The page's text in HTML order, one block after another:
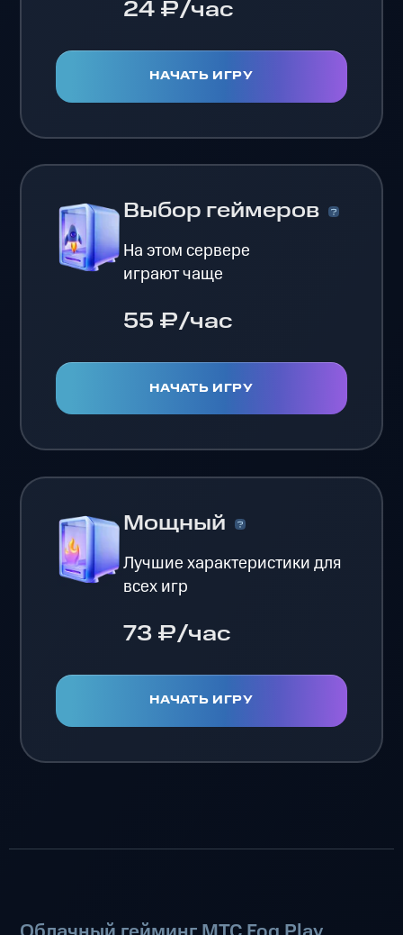
24 ₽/час
НАЧАТЬ ИГРУ
Выбор геймеров
На этом сервере
играют чаще
55 ₽/час
НАЧАТЬ ИГРУ
Мощный
Лучшие характеристики для
всех игр
73 ₽/час
НАЧАТЬ ИГРУ